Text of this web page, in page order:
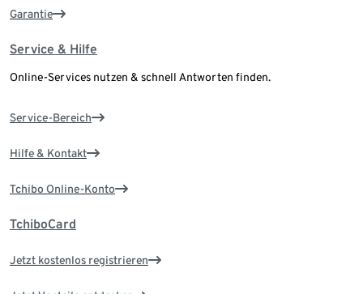
Garantie
Service & Hilfe
Online-Services nutzen & schnell Antworten finden.
Service-Bereich
Hilfe & Kontakt
Tchibo Online-Konto
TchiboCard
Jetzt kostenlos registrieren